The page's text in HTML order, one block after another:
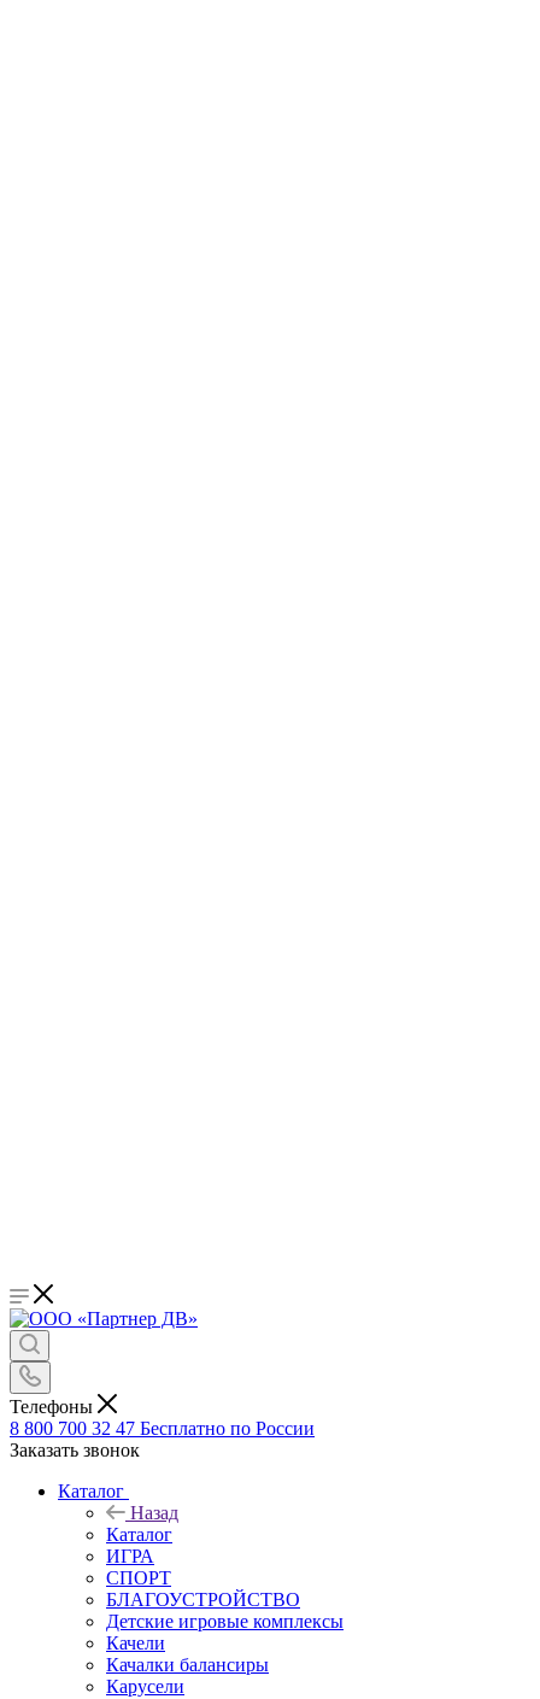
Телефоны
8 800 700 32 47 Бесплатно по России
Заказать звонок
Каталог
Назад
Каталог
ИГРА
СПОРТ
БЛАГОУСТРОЙСТВО
Детские игровые комплексы
Качели
Качалки балансиры
Карусели